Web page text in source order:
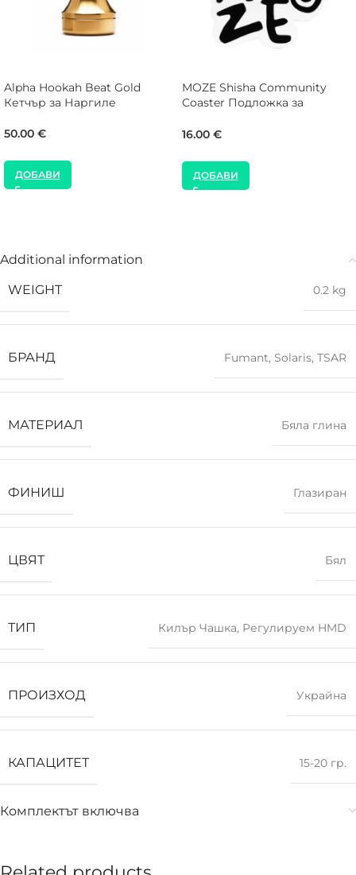
Alpha Hookah Beat Gold
Кетчър за Наргиле
50.00 €
ДОБАВИ
MOZE Shisha Community
Coaster Подложка за
16.00 €
ДОБАВИ
Additional information
WEIGHT
0.2 kg
БРАНД Fumant, Solaris, TSAR
МАТЕРИАЛ Бяла глина
ФИНИШ Глазиран
ЦВЯТ Бял
ТИП Килър Чашка, Регулируем HMD
ПРОИЗХОД Украйна
КАПАЦИТЕТ 15-20 гр.
Комплектът включва